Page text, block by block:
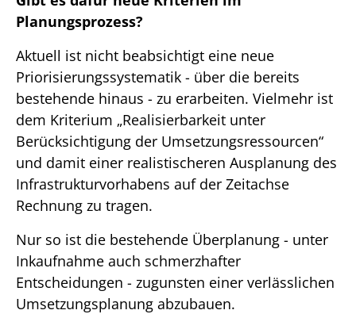
Planungsprozess?
Aktuell ist nicht beabsichtigt eine neue
Priorisierungssystematik - über die bereits
bestehende hinaus - zu erarbeiten. Vielmehr ist
dem Kriterium „Realisierbarkeit unter
Berücksichtigung der Umsetzungsressourcen“
und damit einer realistischeren Ausplanung des
Infrastrukturvorhabens auf der Zeitachse
Rechnung zu tragen.
Nur so ist die bestehende Überplanung - unter
Inkaufnahme auch schmerzhafter
Entscheidungen - zugunsten einer verlässlichen
Umsetzungsplanung abzubauen.